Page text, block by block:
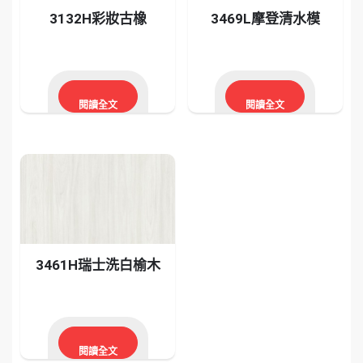
3132H彩妝古橡
閱讀全文
3469L摩登清水模
閱讀全文
3461H瑞士洗白榆木
閱讀全文